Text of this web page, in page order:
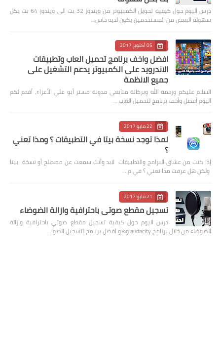
درس اليوم حول كيفية تحويل الكمبيوتر من ويندوز 32 بت الى ويندوز 64 بت بكل
سهولة البعض من المستخدمين يكون لديه حاس…
05 أكتوبر 2017
افضل واخف برنامج تحميل العاب وتطبيقات
الاندرويد على الكمبيوتر يدعم التشغيل على
جميع الانظمة
السلام عليكم ورحمة الله وبركاتة متابعي مدونة مستر أبو علي الأعزاء، أقدم لكم
اليوم أفضل وأخف برنامج لتحميل العاب …
22 مايو 2017
لمذا توجد نسخة بيتا في التطبيقات ؟ ومذا تعني
؟
إذا كنت من عشاق البرامج والتطبيقات لابد وأنك سمعت عن مصطلح أو نسخة بيتا
ولكن هل عرفت مذا تعني ؟ في م…
21 مايو 2017
تسجيل مقطع صوتي باحترافية وازالة الضوضاء
درس اليوم حول كيفية تسجيل مقطع صوتي باحترافية وازالة
الضوضاء من خلال برنامج audacity وهو افضل برنامج لتسجيل الصو…